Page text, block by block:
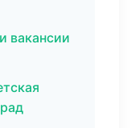
вакансии